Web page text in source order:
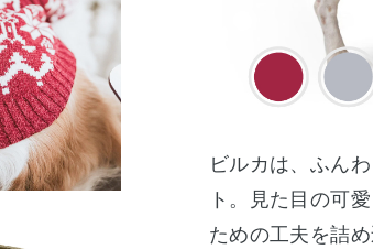
ビルカは、ふん
ト。見た目の可
ための工夫を詰め